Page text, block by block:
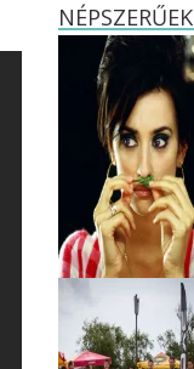
NÉPSZERŰEK